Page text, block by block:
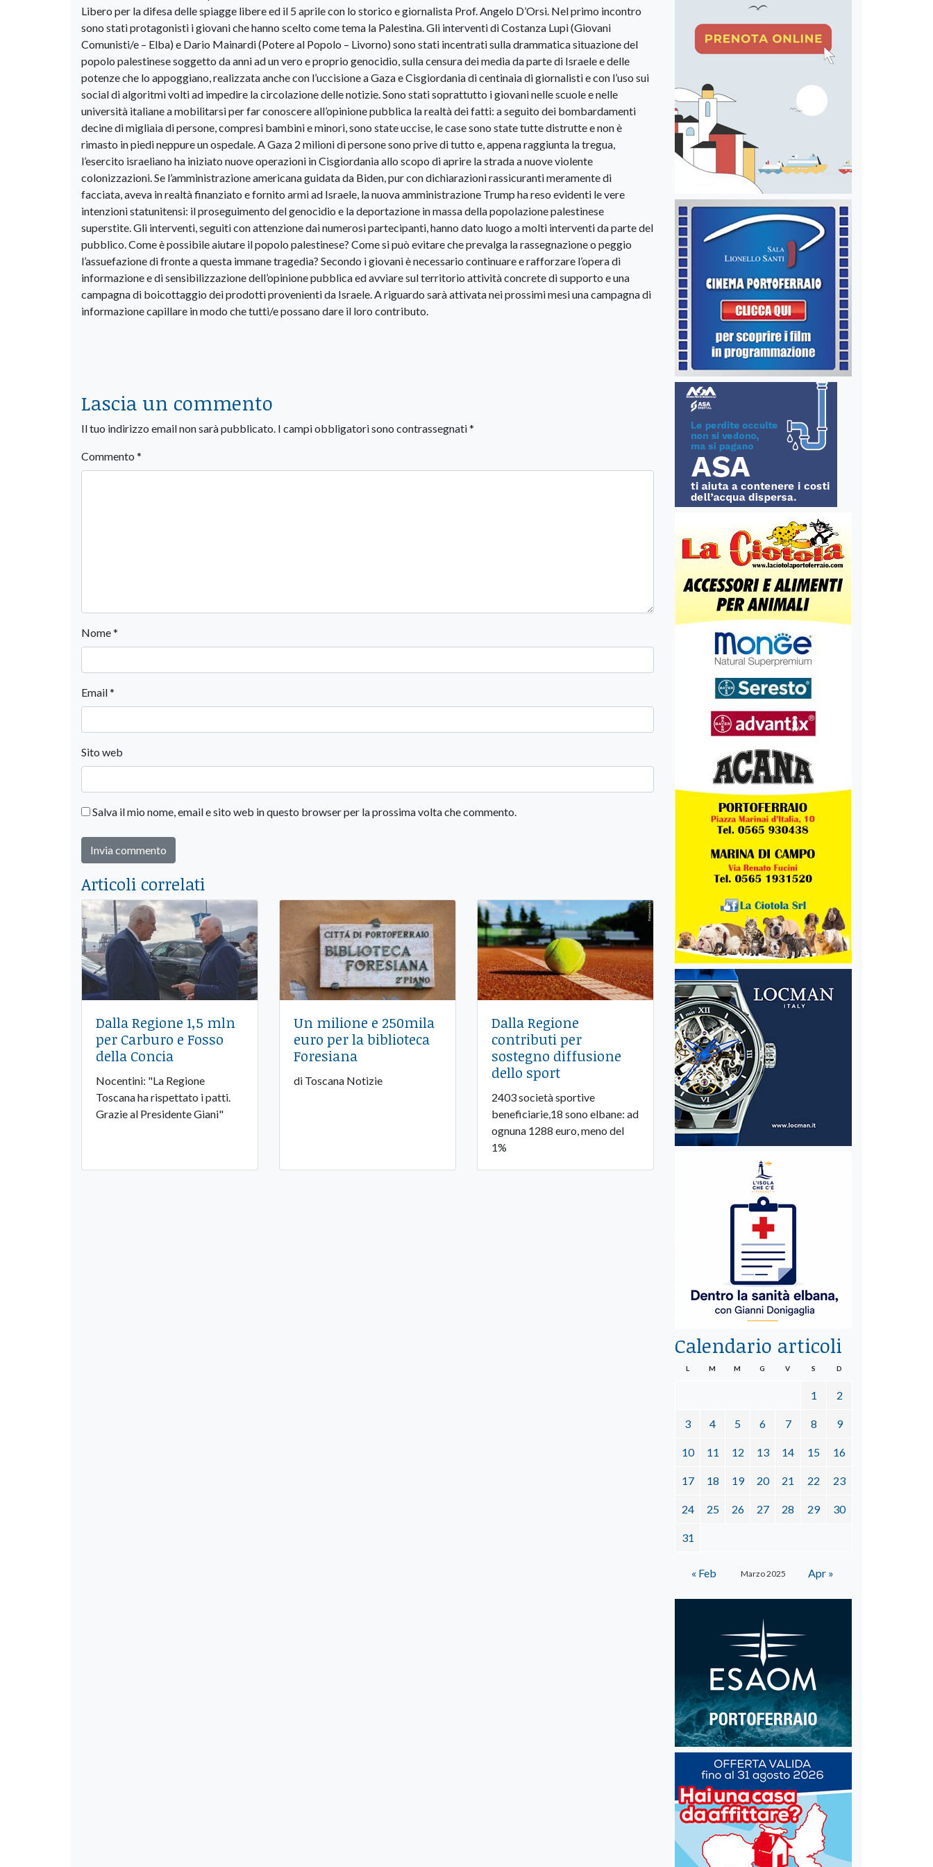
Libero per la difesa delle spiagge libere ed il 5 aprile con lo storico e giornalista Prof. Angelo D’Orsi. Nel primo incontro
sono stati protagonisti i giovani che hanno scelto come tema la Palestina. Gli interventi di Costanza Lupi (Giovani
Comunisti/e – Elba) e Dario Mainardi (Potere al Popolo – Livorno) sono stati incentrati sulla drammatica situazione del
popolo palestinese soggetto da anni ad un vero e proprio genocidio, sulla censura dei media da parte di Israele e delle
potenze che lo appoggiano, realizzata anche con l’uccisione a Gaza e Cisgiordania di centinaia di giornalisti e con l’uso sui
social di algoritmi volti ad impedire la circolazione delle notizie. Sono stati soprattutto i giovani nelle scuole e nelle
università italiane a mobilitarsi per far conoscere all’opinione pubblica la realtà dei fatti: a seguito dei bombardamenti
decine di migliaia di persone, compresi bambini e minori, sono state uccise, le case sono state tutte distrutte e non è
rimasto in piedi neppure un ospedale. A Gaza 2 milioni di persone sono prive di tutto e, appena raggiunta la tregua,
l’esercito israeliano ha iniziato nuove operazioni in Cisgiordania allo scopo di aprire la strada a nuove violente
colonizzazioni. Se l’amministrazione americana guidata da Biden, pur con dichiarazioni rassicuranti meramente di
facciata, aveva in realtà finanziato e fornito armi ad Israele, la nuova amministrazione Trump ha reso evidenti le vere
intenzioni statunitensi: il proseguimento del genocidio e la deportazione in massa della popolazione palestinese
superstite. Gli interventi, seguiti con attenzione dai numerosi partecipanti, hanno dato luogo a molti interventi da parte del
pubblico. Come è possibile aiutare il popolo palestinese? Come si può evitare che prevalga la rassegnazione o peggio
l’assuefazione di fronte a questa immane tragedia? Secondo i giovani è necessario continuare e rafforzare l’opera di
informazione e di sensibilizzazione dell’opinione pubblica ed avviare sul territorio attività concrete di supporto e una
campagna di boicottaggio dei prodotti provenienti da Israele. A riguardo sarà attivata nei prossimi mesi una campagna di
informazione capillare in modo che tutti/e possano dare il loro contributo.
Lascia un commento
Il tuo indirizzo email non sarà pubblicato. I campi obbligatori sono contrassegnati*
Commento *
Nome*
Email*
Sito web
Salva il mio nome, email e sito web in questo browser per la prossima volta che commento.
Articoli correlati
Dalla Regione 1,5 mln
per Carburo e Fosso
della Concia
Nocentini: "La Regione
Toscana ha rispettato i patti.
Grazie al Presidente Giani"
Un milione e 250mila
euro per la biblioteca
Foresiana
di Toscana Notizie
Dalla Regione
contributi per
sostegno diffusione
dello sport
2403 società sportive
beneficiarie,18 sono elbane: ad
ognuna 1288 euro, meno del
1%
Calendario articoli
Marzo 2025
L M M G V S D
1 2
3 4 5 6 7 8 9
10 11 12 13 14 15 16
17 18 19 20 21 22 23
24 25 26 27 28 29 30
31
« Feb Apr »